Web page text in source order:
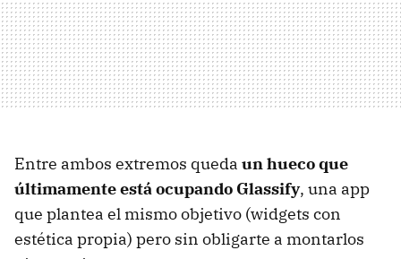
Entre ambos extremos queda un hueco que
últimamente está ocupando Glassify, una app
que plantea el mismo objetivo (widgets con
estética propia) pero sin obligarte a montarlos